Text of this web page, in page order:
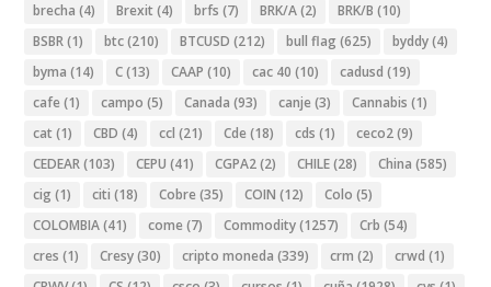
brecha (4) Brexit (4) brfs (7) BRK/A(2) BRK/B (10)
BSBR(1) btc(210) BTCUSD (212) bull flag (625) byddy(4)
byma (14) C(13) CAAP (10) cac 40 (10) cadusd (19)
cafe (1) campo (5) Canada (93) canje (3) Cannabis (1)
cat (1) CBD (4) ccl (21) Cde (18) cds (1) ceco2(9)
CEDEAR(103) CEPU (41) CGPA2(2) CHILE(28) China (585)
cig (1) citi (18) Cobre (35) COIN (12) Colo (5)
COLOMBIA(41) come (7) Commodity(1257) Crb (54)
cres (1) Cresy(30) cripto moneda (339) crm (2) crwd (1)